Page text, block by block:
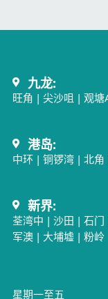
九龙:
旺角 | 尖沙咀 | 观塘
港岛:
中环| 铜锣湾| 北角
新界:
荃湾中 | 沙田 | 石门
军澳| 大埔墟 | 粉岭
星期一至五